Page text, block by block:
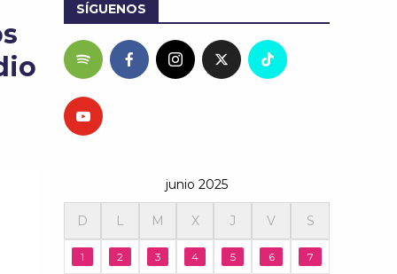
SÍGUENOS
junio 2025
D L M X J V S
1 2 3 4 5 6 7